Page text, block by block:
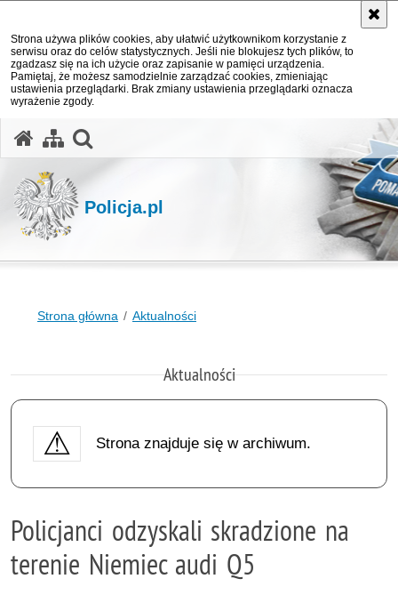
Strona używa plików cookies, aby ułatwić użytkownikom korzystanie z
serwisu oraz do celów statystycznych. Jeśli nie blokujesz tych plików, to
zgadzasz się na ich użycie oraz zapisanie w pamięci urządzenia.
Pamiętaj, że możesz samodzielnie zarządzać cookies, zmieniając
ustawienia przeglądarki. Brak zmiany ustawienia przeglądarki oznacza
wyrażenie zgody.
Policja.pl
Strona główna Aktualności
Aktualności
Strona znajduje się w archiwum.
Policjanci odzyskali skradzione na
terenie Niemiec audi Q5